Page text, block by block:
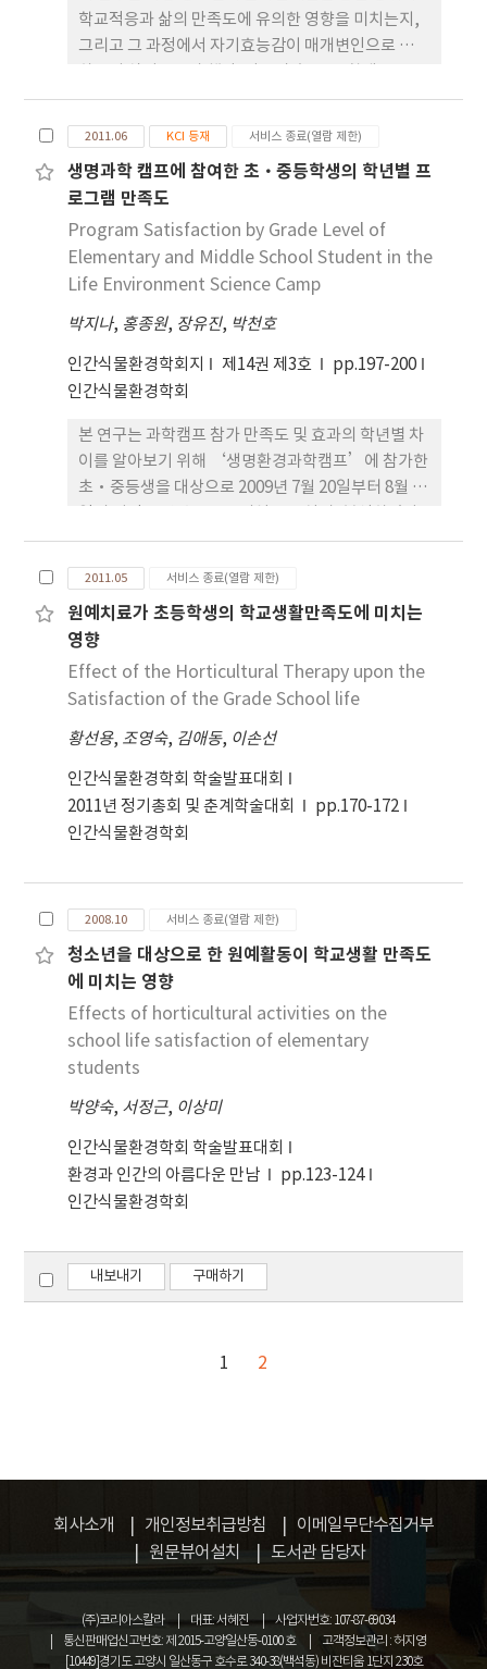
학교적응과 삶의 만족도에 유의한 영향을 미치는지,
그리고 그 과정에서 자기효능감이 매개변인으로 작용
명에 대한 설문조사 결과, 온라인게임 사용수준이 높
은 집단에서 온라인 게임을 통한 성취는 자기효능감,
학교적응과 삶의 만족도에 유의한 영향을 미쳤다. 또
한 자기효능감은 온라인게임을 통한 성취와 학교적응
의 관계, 그리고 온라인게임을 통한 성취와 삶의 만족
도의 관계에 유의한 영향을 미쳤다. 온라인게임에 대
한 과몰입의 부정적 영향을 간과할 수는 없지만, 이 연
구는 아동, 청소년의 온라인게임을 통한 성취가 그들
수 있음을 밝혔다는 데에 그 의의가 있다.
2011.06 KCI 등재 서비스 종료(열람 제한)
생명과학 캠프에 참여한 초·중등학생의 학년별 프
로그램 만족도
Program Satisfaction by Grade Level of
Elementary and Middle School Student in the
Life Environment Science Camp
박지나, 홍종원, 장유진, 박천호
인간식물환경학회지 제14권 제3호
pp.197-200
인간식물환경학회
본 연구는 과학캠프 참가 만족도 및 효과의 학년별 차
이를 알아보기 위해 ‘생명환경과학캠프’에 참가한
초·중등생을 대상으로 2009년 7월 20일부터 8월 11
캠프참가 이전 과학 흥미도는 초등학교 4~6학년
(50.7%), 중학교 1학년(44.3%), 중학교 2학년
(39.5%)순이었으며 캠프 이 후 과학에 대한 흥미도
가 증가한 학년별 차이는 초등학교 4~6학년(68%),
중학교 1학년(63.3%), 중학교 2학년(54.4%)순으로
연구되었다. 캠프의 수업이 학교 과학 수업에 도움을
주는 정도에 관한 긍정적인 응답은 초등학교 4~6학년
(53.2%)순으로 나타났으며, 과학캠프 재참여 의사는
초등학교4~6학년(56.4%), 중학교1학년(50.6%),
중학교2학년(35.8%)순으로 나타났다. 과학캠프 참
가로 장래희망에 영향을 받은 정도는 중학교1학년
(29.6%)순으로 나타났다.
2011.05 서비스 종료(열람 제한)
원예치료가 초등학생의 학교생활만족도에 미치는
영향
Effect of the Horticultural Therapy upon the
Satisfaction of the Grade School life
황선용, 조영숙, 김애동, 이손선
인간식물환경학회 학술발표대회
2011년 정기총회 및 춘계학술대회
pp.170-172
인간식물환경학회
2008.10 서비스 종료(열람 제한)
청소년을 대상으로 한 원예활동이 학교생활 만족도
에 미치는 영향
Effects of horticultural activities on the
school life satisfaction of elementary
students
박양숙, 서정근, 이상미
인간식물환경학회 학술발표대회
환경과 인간의 아름다운 만남
pp.123-124
인간식물환경학회
내보내기 구매하기
1 2
회사소개 개인정보취급방침
이메일무단수집거부
원문뷰어설치
도서관 담당자
(주)코리아스칼라 대표: 서혜진
사업자번호: 107-87-69034
통신판매업신고번호: 제 2015-고양일산동-0100 호
고객정보관리 : 허지영
[10449]경기도 고양시 일산동구 호수로 340-38(백석동) 비잔티움 1단지 230호